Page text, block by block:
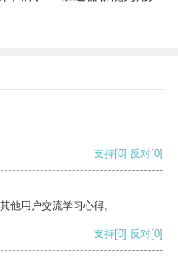
支持[0] 反对[0]
他用户交流学习心得。
支持[0] 反对[0]